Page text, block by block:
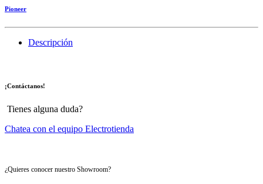
Pioneer
Descripción
¡Contáctanos!
Tienes alguna duda?
Chatea con el equipo Electrotienda
¿Quieres conocer nuestro Showroom?